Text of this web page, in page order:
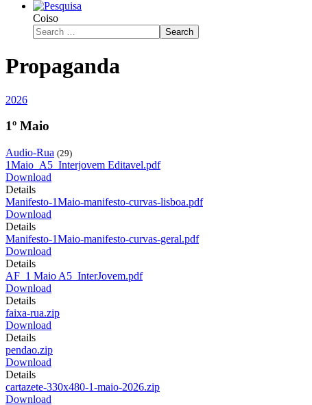
Coiso
Search
Propaganda
2026
1º Maio
Audio-Rua (29)
1Maio_A5_Interjovem Editavel.pdf
Download
Details
Manifesto-1Maio-manifesto-curvas-lisboa.pdf
Download
Details
Manifesto-1Maio-manifesto-curvas-geral.pdf
Download
Details
AF_1 Maio A5_InterJovem.pdf
Download
Details
faixa-rua.zip
Download
Details
pendao.zip
Download
Details
cartazete-330x480-1-maio-2026.zip
Download